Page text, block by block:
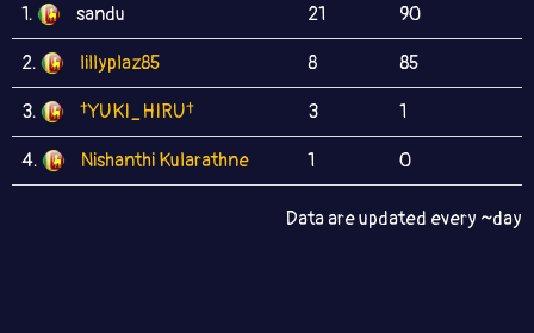
1. sandu 21 90
2. lillyplaz85 8 85
3. †YUKI_HIRU† 3 1
4. Nishanthi Kularathne 1 0
Data are updated every ~day